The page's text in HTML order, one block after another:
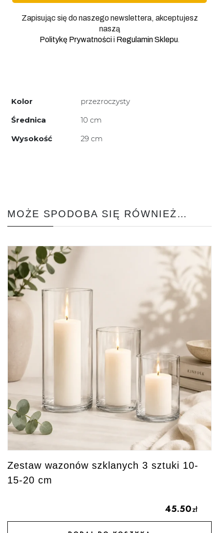
Zapisując się do naszego newslettera, akceptujesz
naszą
Politykę Prywatnościi Regulamin Sklepu
Kolor
przezroczysty
Średnica
10 cm
Wysokość
29 cm
MOŻE SPODOBA SIĘ RÓWNIEŻ…
Zestaw wazonów szklanych 3 sztuki 10-
15-20 cm
45.50zł